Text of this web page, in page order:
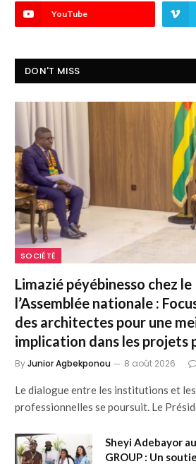
YouTube
DON'T MISS
SOCIÉTÉ
Limazié péyébinesso chez
l’Assemblée nationale :
des architectes pour une
implication dans les projets
ByJunior Agbekponou 8 août 2026
Le dialogue entre les institutions et
professionnelles se poursuit. Le
Sheyi Adebayor
GROUP : Un